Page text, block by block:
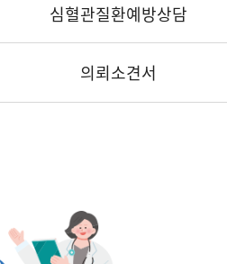
심혈관질환예방상담
의뢰소견서